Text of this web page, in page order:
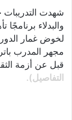
شهدت
والبدلاء
لخوض غمار
مجهر المدرب
قبل عن أزمة
التفاصيل).